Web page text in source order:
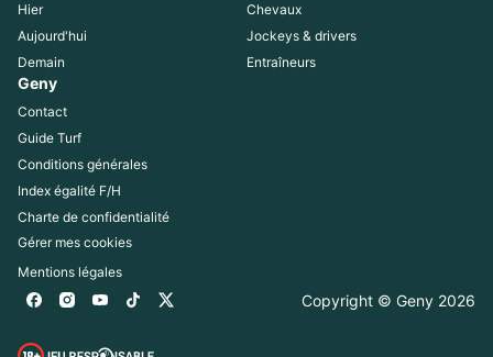
Hier
Aujourd'hui
Demain
Chevaux
Jockeys & drivers
Entraîneurs
Geny
Contact
Guide Turf
Conditions générales
Index égalité F/H
Charte de confidentialité
Gérer mes cookies
Mentions légales
Copyright © Geny 2026